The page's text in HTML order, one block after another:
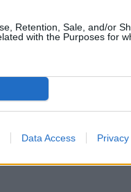
Retention, Sale, and/or
with the Purposes for
Data Access
στο Κατάρ το
κατά τη
αγορά το